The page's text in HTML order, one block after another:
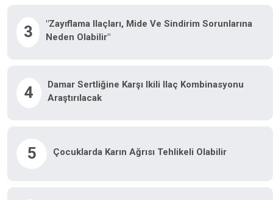
3
"Zayıflama Ilaçları, Mide Ve Sindirim Sorunlarına
Neden Olabilir"
4
Damar Sertliğine Karşı Ikili Ilaç Kombinasyonu
Araştırılacak
5 Çocuklarda Karın Ağrısı Tehlikeli Olabilir